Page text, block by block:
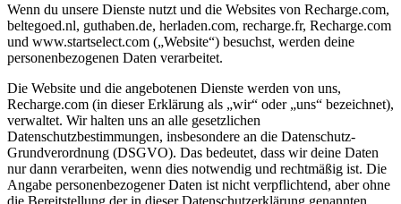
Wenn du unsere Dienste nutzt und die Websites von Recharge.com,
beltegoed.nl, guthaben.de, herladen.com, recharge.fr, Recharge.com
und www.startselect.com („Website“) besuchst, werden deine
personenbezogenen Daten verarbeitet.
Die Website und die angebotenen Dienste werden von uns,
Recharge.com (in dieser Erklärung als „wir“ oder „uns“ bezeichnet),
verwaltet. Wir halten uns an alle gesetzlichen
Datenschutzbestimmungen, insbesondere an die Datenschutz-
Grundverordnung (DSGVO). Das bedeutet, dass wir deine Daten
nur dann verarbeiten, wenn dies notwendig und rechtmäßig ist. Die
Angabe personenbezogener Daten ist nicht verpflichtend, aber ohne
die Bereitstellung der in dieser Datenschutzerklärung genannten